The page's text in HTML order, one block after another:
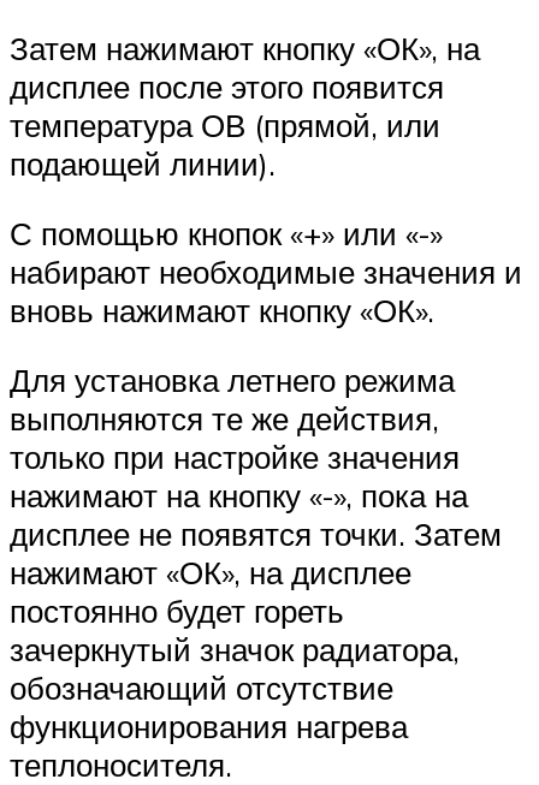
Затем нажимают кнопку «ОК», на
дисплее после этого появится
температура ОВ (прямой, или
подающей линии).
С помощью кнопок «+» или «-»
набирают необходимые значения и
вновь нажимают кнопку «ОК».
Для установка летнего режима
выполняются те же действия,
только при настройке значения
нажимают на кнопку «-», пока на
дисплее не появятся точки. Затем
нажимают «ОК», на дисплее
постоянно будет гореть
зачеркнутый значок радиатора,
обозначающий отсутствие
функционирования нагрева
теплоносителя.